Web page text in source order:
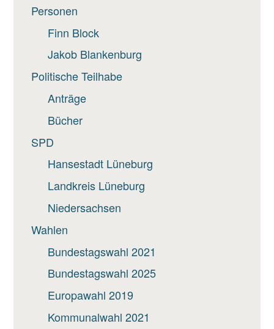
Personen
Finn Block
Jakob Blankenburg
Politische Teilhabe
Anträge
Bücher
SPD
Hansestadt Lüneburg
Landkreis Lüneburg
Niedersachsen
Wahlen
Bundestagswahl 2021
Bundestagswahl 2025
Europawahl 2019
Kommunalwahl 2021